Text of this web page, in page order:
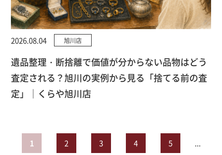
2026.08.04 旭川店
遺品整理・断捨離で価値が分からない品物はどう
査定される？旭川の実例から見る「捨てる前の査
定」｜くらや旭川店
1 2 3 4 5 ...